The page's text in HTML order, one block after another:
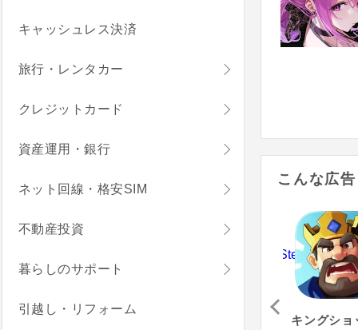
こんな広
キャッシュレス決済
旅行・レンタカー
クレジットカード
資産運用・銀行
ネット回線・格安SIM
不動産投資
暮らしのサポート
引越し・リフォーム